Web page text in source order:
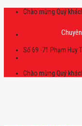
Skip
Chào mừng Quý
Chuyên
Số 69 -71 Phạm Huy
Chào mừng Quý